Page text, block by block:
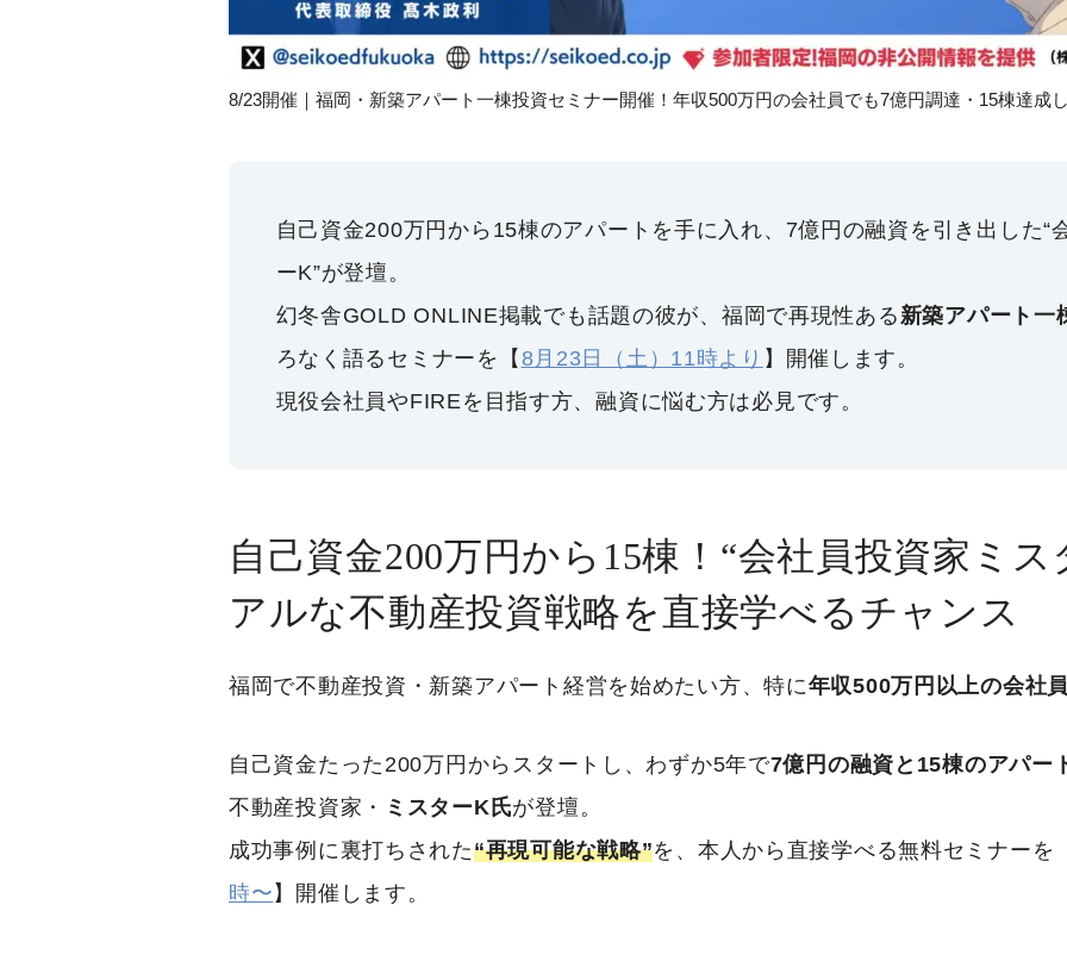
8/23開催｜福岡・新築アパート一棟投資セミナー開催！年収500万円の会社員でも7億円調達・15棟達成
自己資金200万円から15棟のアパートを手に入れ、7億円の融資を引き出した“
ーK”が登壇。
幻冬舎GOLD ONLINE掲載でも話題の彼が、福岡で再現性ある 新築アパート一
ろなく語るセミナーを【 8月23日（土）11時より 】開催します。
現役会社員やFIREを目指す方、融資に悩む方は必見です。
自己資金200万円から15棟！“会社員投資家ミス
アルな不動産投資戦略を直接学べるチャンス
福岡で不動産投資・新築アパート経営を始めたい方、特に年収500万円以上の会社
自己資金たった200万円からスタートし、わずか5年で7億円の融資と15棟のアパー
不動産投資家・ ミスターK氏が登壇。
成功事例に裏打ちされた“再現可能な戦略”を、本人から直接学べる無料セミナーを
時〜 】開催します。